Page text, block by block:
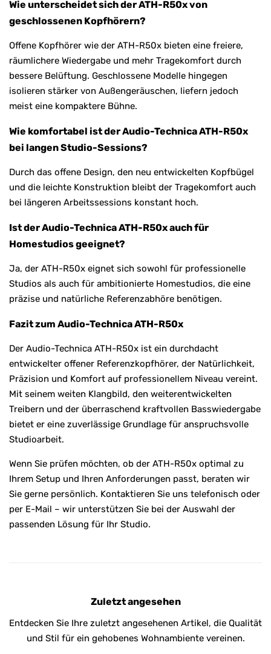
Wie unterscheidet sich der ATH-R50x von
geschlossenen Kopfhörern?
Offene Kopfhörer wie der ATH-R50x bieten eine freiere,
räumlichere Wiedergabe und mehr Tragekomfort durch
bessere Belüftung. Geschlossene Modelle hingegen
isolieren stärker von Außengeräuschen, liefern jedoch
meist eine kompaktere Bühne.
Wie komfortabel ist der Audio-Technica ATH-R50x
bei langen Studio-Sessions?
Durch das offene Design, den neu entwickelten Kopfbügel
und die leichte Konstruktion bleibt der Tragekomfort auch
bei längeren Arbeitssessions konstant hoch.
Ist der Audio-Technica ATH-R50x auch für
Homestudios geeignet?
Ja, der ATH-R50x eignet sich sowohl für professionelle
Studios als auch für ambitionierte Homestudios, die eine
präzise und natürliche Referenzabhöre benötigen.
Fazit zum Audio-Technica ATH-R50x
Der Audio-Technica ATH-R50x ist ein durchdacht
entwickelter offener Referenzkopfhörer, der Natürlichkeit,
Präzision und Komfort auf professionellem Niveau vereint.
Mit seinem weiten Klangbild, den weiterentwickelten
Treibern und der überraschend kraftvollen Basswiedergabe
bietet er eine zuverlässige Grundlage für anspruchsvolle
Studioarbeit.
Wenn Sie prüfen möchten, ob der ATH-R50x optimal zu
Ihrem Setup und Ihren Anforderungen passt, beraten wir
Sie gerne persönlich. Kontaktieren Sie uns telefonisch oder
per E-Mail – wir unterstützen Sie bei der Auswahl der
passenden Lösung für Ihr Studio.
Zuletzt angesehen
Entdecken Sie Ihre zuletzt angesehenen Artikel, die Qualität
und Stil für ein gehobenes Wohnambiente vereinen.